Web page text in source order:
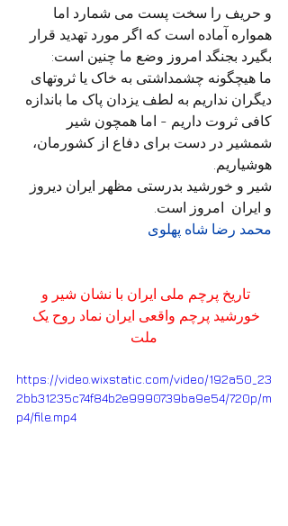
و حریف را سخت پست می شمارد اما
همواره آماده است که اگر مورد تهدید قرار
بگیرد بجنگد امروز وضع ما چنین است:
ما هیچگونه چشمداشتی به خاک یا ثروتهای
دیگران نداریم به لطف یزدان پاک ما باندازه
کافی ثروت داریم - اما همچون شیر
شمشیر در دست برای دفاع از کشورمان،
هوشیاریم.
شیر و خورشید بدرستی مظهر ایران دیروز
و ایران  امروز است.
محمد رضا شاه پهلوی
تاریخ پرچم ملی ایران با نشان شیر و
خورشید پرچم واقعی ایران نماد روح یک
ملت
https://video.wixstatic.com/video/192a50_23
2bb31235c74f84b2e9990739ba9e54/720p/m
p4/file.mp4